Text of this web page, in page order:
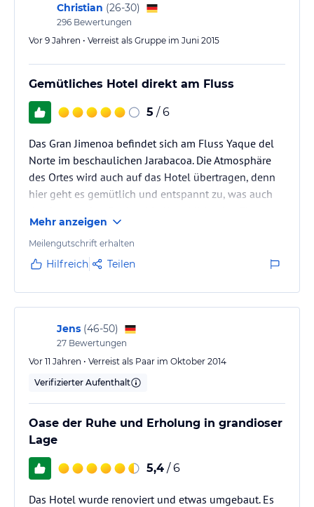
Christian (26-30)
296 Bewertungen
Vor 9 Jahren • Verreist als Gruppe im Juni 2015
Gemütliches Hotel direkt am Fluss
5 / 6
Das Gran Jimenoa befindet sich am Fluss Yaque del
Norte im beschaulichen Jarabacoa. Die Atmosphäre
des Ortes wird auch auf das Hotel übertragen, denn
hier geht es gemütlich und entspannt zu, was auch
unterstützt wird. Wer Lust hat, kann auch im kalten
Fluss baden oder die Hängebrücke direkt am Hotel
auf die andere Flussseite nutzen. Die Zimmer des
den Preis aber vollkommen in Ordnung.
Mehr anzeigen
Meilengutschrift erhalten
Hilfreich Teilen
Jens (46-50)
27 Bewertungen
Vor 11 Jahren • Verreist als Paar im Oktober 2014
Verifizierter Aufenthalt
Oase der Ruhe und Erholung in grandioser
Lage
5,4 / 6
Das Hotel wurde renoviert und etwas umgebaut. Es